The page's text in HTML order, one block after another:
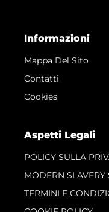
Informazioni
Mappa Del Sito
Contatti
Cookies
Aspetti Legali
POLICY SULLA
MODERN SLAVERY
TERMINI E